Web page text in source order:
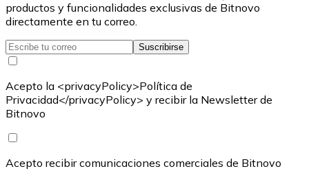
productos y funcionalidades exclusivas de Bitnovo
directamente en tu correo.
Suscribirse
Acepto la <privacyPolicy>Política de
Privacidad</privacyPolicy> y recibir la Newsletter de
Bitnovo
Acepto recibir comunicaciones comerciales de Bitnovo